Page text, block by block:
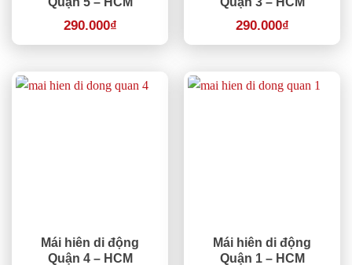
290.000₫ 290.000₫
Mái hiên di động
Quận 4 – HCM
Mái hiên di động
Quận 1 – HCM